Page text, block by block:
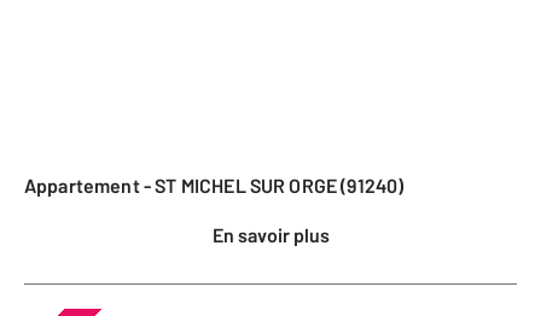
Appartement - ST MICHEL SUR ORGE (91240)
En savoir plus